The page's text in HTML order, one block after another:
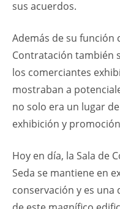
sus acuerdos.
Además de su función
Contratación también
los comerciantes
mostraban a
no solo era un lugar
exhibición y
Hoy en día, la Sala de
Seda se mantiene en
conservación y es una